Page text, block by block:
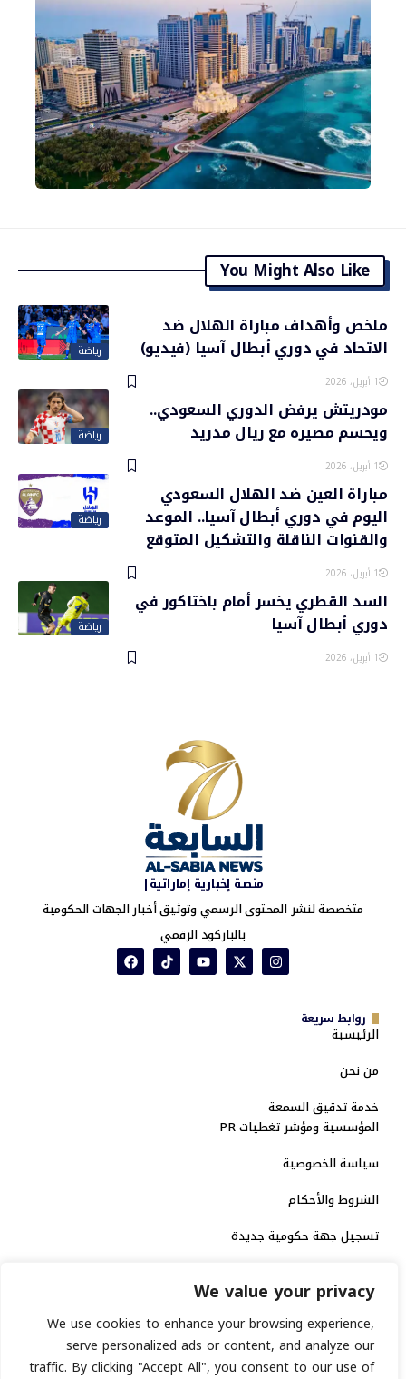
We value your privacy
We use cookies to enhance your browsing experience,
serve personalized ads or content, and analyze our
traffic. By clicking "Accept All", you consent to our use of
You Might Also Like
رياضة
ملخص وأهداف مباراة الهلال ضد
الاتحاد في دوري أبطال آسيا (فيديو)
1 أبريل، 2026
رياضة
مودريتش يرفض الدوري السعودي..
ويحسم مصيره مع ريال مدريد
1 أبريل، 2026
رياضة
مباراة العين ضد الهلال السعودي
اليوم في دوري أبطال آسيا.. الموعد
والقنوات الناقلة والتشكيل المتوقع
1 أبريل، 2026
رياضة
السد القطري يخسر أمام باختاكور في
دوري أبطال آسيا
1 أبريل، 2026
منصة إخبارية إماراتية|
متخصصة لنشر المحتوى الرسمي وتوثيق أخبار الجهات الحكومية
بالباركود الرقمي
روابط سريعة
الرئيسية
من نحن
خدمة تدقيق السمعة
المؤسسية ومؤشر تغطيات PR
سياسة الخصوصية
الشروط والأحكام
تسجيل جهة حكومية جديدة
الاعتماد الرسمي
منصة إخبارية مرخصة
انشر خبرك